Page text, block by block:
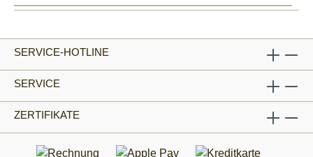
SERVICE-HOTLINE
SERVICE
ZERTIFIKATE